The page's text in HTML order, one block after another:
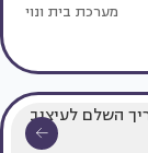
מערכת בית ונוי